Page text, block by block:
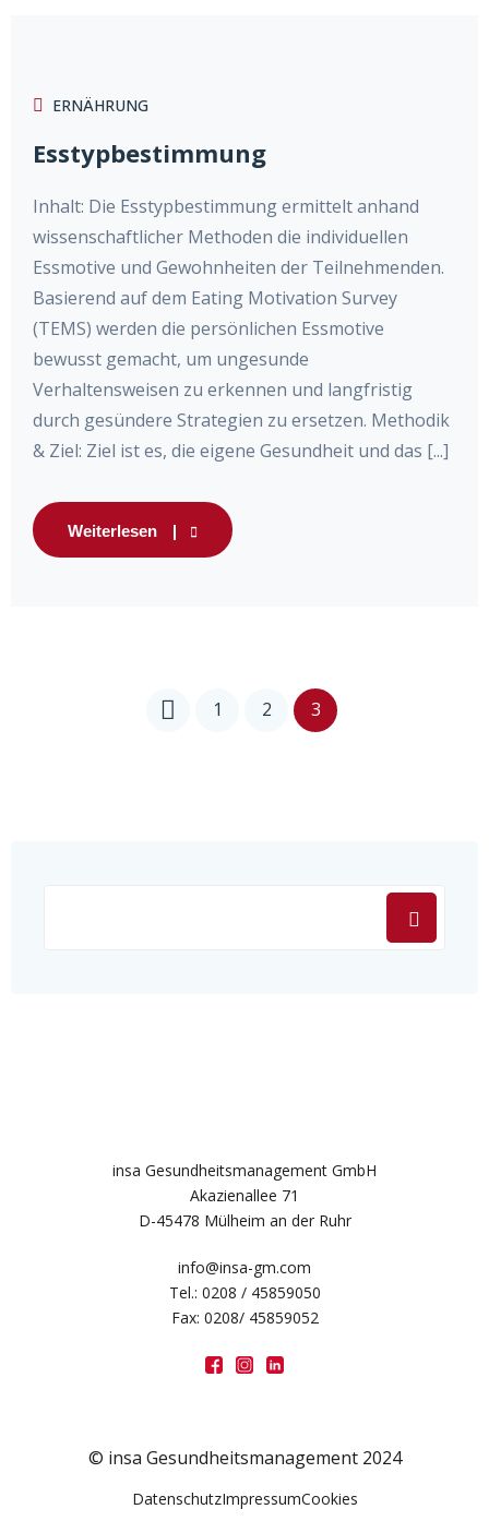
ERNÄHRUNG
Esstypbestimmung
Inhalt: Die Esstypbestimmung ermittelt anhand
wissenschaftlicher Methoden die individuellen
Essmotive und Gewohnheiten der Teilnehmenden.
Basierend auf dem Eating Motivation Survey
(TEMS) werden die persönlichen Essmotive
bewusst gemacht, um ungesunde
Verhaltensweisen zu erkennen und langfristig
durch gesündere Strategien zu ersetzen. Methodik
& Ziel: Ziel ist es, die eigene Gesundheit und das [...]
Weiterlesen
1 2 3
insa Gesundheitsmanagement GmbH
Akazienallee 71
D-45478 Mülheim an der Ruhr
info@insa-gm.com
Tel.: 0208 / 45859050
Fax: 0208/ 45859052
© insa Gesundheitsmanagement 2024
DatenschutzImpressumCookies